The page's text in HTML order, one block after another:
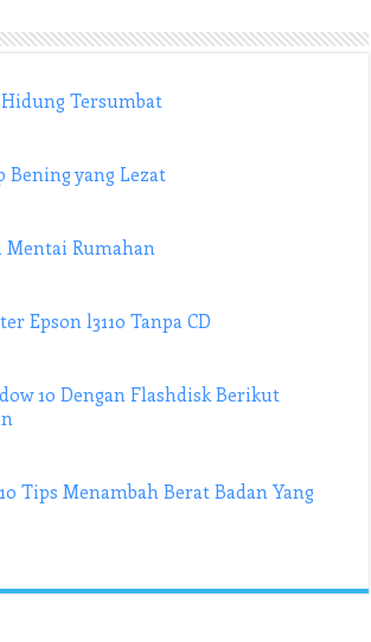
Tersumbat
Bening yang Lezat
Mentai Rumahan
Epson l3110 Tanpa CD
10 Dengan Flashdisk Berikut
Tips Menambah Berat Badan Yang